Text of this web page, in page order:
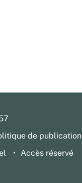
de publication
Accès réservé